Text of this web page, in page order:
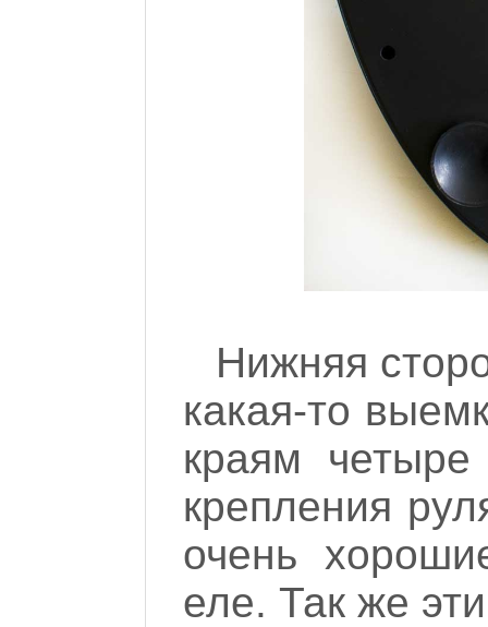
Нижняя
какая-то
краям
крепления
очень
еле. Так же